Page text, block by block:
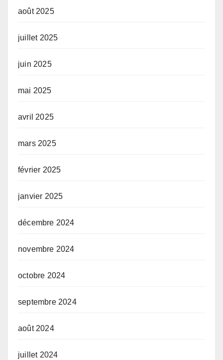
août 2025
juillet 2025
juin 2025
mai 2025
avril 2025
mars 2025
février 2025
janvier 2025
décembre 2024
novembre 2024
octobre 2024
septembre 2024
août 2024
juillet 2024